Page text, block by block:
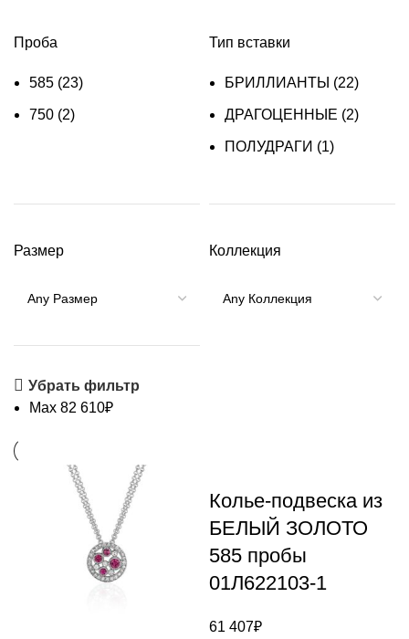
Проба
585 (23)
750 (2)
Тип вставки
БРИЛЛИАНТЫ (22)
ДРАГОЦЕННЫЕ (2)
ПОЛУДРАГИ (1)
Размер Коллекция
Убрать фильтр
Max 82 610₽
Колье-подвеска из
БЕЛЫЙ ЗОЛОТО
585 пробы
01Л622103-1
61 407₽